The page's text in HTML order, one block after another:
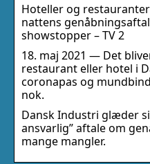
Hoteller og
nattens
showstopper – TV 2
18. maj 2021 — Det
restaurant eller hotel i
coronapas og
nok.
Dansk Industri glæder
ansvarlig” aftale om
mange mangler.